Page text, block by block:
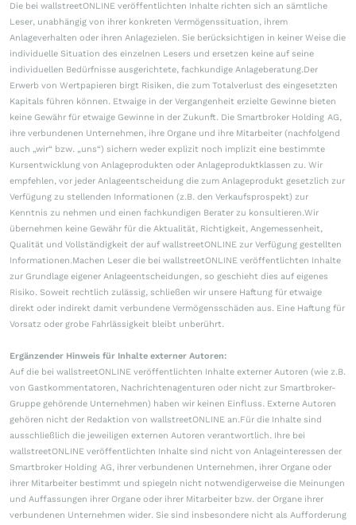
Die bei wallstreetONLINE veröffentlichten Inhalte richten sich an sämtliche
Leser, unabhängig von ihrer konkreten Vermögenssituation, ihrem
Anlageverhalten oder ihren Anlagezielen. Sie berücksichtigen in keiner Weise die
individuelle Situation des einzelnen Lesers und ersetzen keine auf seine
individuellen Bedürfnisse ausgerichtete, fachkundige Anlageberatung.Der
Erwerb von Wertpapieren birgt Risiken, die zum Totalverlust des eingesetzten
Kapitals führen können. Etwaige in der Vergangenheit erzielte Gewinne bieten
keine Gewähr für etwaige Gewinne in der Zukunft. Die Smartbroker Holding AG,
ihre verbundenen Unternehmen, ihre Organe und ihre Mitarbeiter (nachfolgend
auch „wir“ bzw. „uns“) sichern weder explizit noch implizit eine bestimmte
Kursentwicklung von Anlageprodukten oder Anlageproduktklassen zu. Wir
empfehlen, vor jeder Anlageentscheidung die zum Anlageprodukt gesetzlich zur
Verfügung zu stellenden Informationen (z.B. den Verkaufsprospekt) zur
Kenntnis zu nehmen und einen fachkundigen Berater zu konsultieren.Wir
übernehmen keine Gewähr für die Aktualität, Richtigkeit, Angemessenheit,
Qualität und Vollständigkeit der auf wallstreetONLINE zur Verfügung gestellten
Informationen.Machen Leser die bei wallstreetONLINE veröffentlichten Inhalte
zur Grundlage eigener Anlageentscheidungen, so geschieht dies auf eigenes
Risiko. Soweit rechtlich zulässig, schließen wir unsere Haftung für etwaige
direkt oder indirekt damit verbundene Vermögensschäden aus. Eine Haftung für
Vorsatz oder grobe Fahrlässigkeit bleibt unberührt.
Ergänzender Hinweis für Inhalte externer Autoren:
Auf die bei wallstreetONLINE veröffentlichten Inhalte externer Autoren (wie z.B.
von Gastkommentatoren, Nachrichtenagenturen oder nicht zur Smartbroker-
Gruppe gehörende Unternehmen) haben wir keinen Einfluss. Externe Autoren
gehören nicht der Redaktion von wallstreetONLINE an.Für die Inhalte sind
ausschließlich die jeweiligen externen Autoren verantwortlich. Ihre bei
wallstreetONLINE veröffentlichten Inhalte sind nicht von Anlageinteressen der
Smartbroker Holding AG, ihrer verbundenen Unternehmen, ihrer Organe oder
ihrer Mitarbeiter bestimmt und spiegeln nicht notwendigerweise die Meinungen
und Auffassungen ihrer Organe oder ihrer Mitarbeiter bzw. der Organe ihrer
verbundenen Unternehmen wider. Sie sind insbesondere nicht als Aufforderung